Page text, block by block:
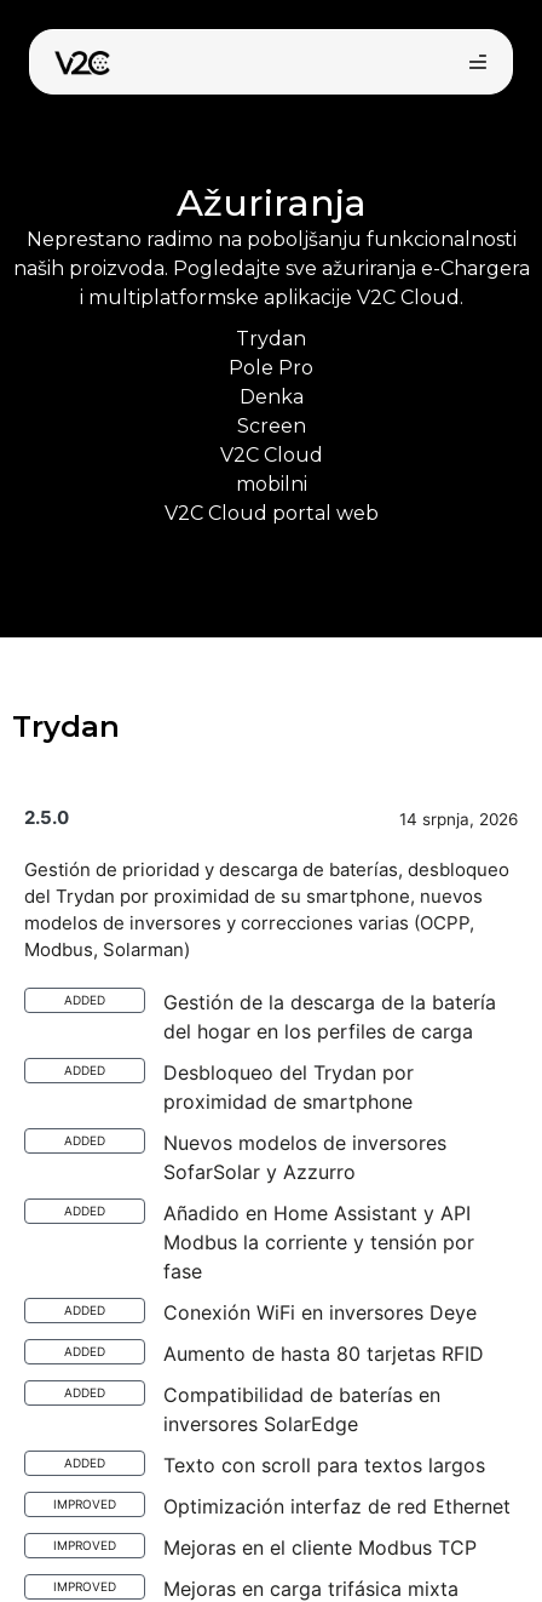
sadržaj
Kupi online
Ažuriranja
Neprestano radimo na poboljšanju funkcionalnosti
naših proizvoda. Pogledajte sve ažuriranja e-Chargera
i multiplatformske aplikacije V2C Cloud.
Trydan
Pole Pro
Denka
Screen
V2C Cloud
mobilni
V2C Cloud portal web
Trydan
2.5.0 14 srpnja, 2026
Gestión de prioridad y descarga de baterías, desbloqueo
del Trydan por proximidad de su smartphone, nuevos
modelos de inversores y correcciones varias (OCPP,
Modbus, Solarman)
ADDED
Gestión de la descarga de la batería
del hogar en los perfiles de carga
ADDED
Desbloqueo del Trydan por
proximidad de smartphone
ADDED
Nuevos modelos de inversores
SofarSolar y Azzurro
ADDED
Añadido en Home Assistant y API
Modbus la corriente y tensión por
fase
ADDED Conexión WiFi en inversores Deye
ADDED Aumento de hasta 80 tarjetas RFID
ADDED
Compatibilidad de baterías en
inversores SolarEdge
ADDED Texto con scroll para textos largos
IMPROVED Optimización interfaz de red Ethernet
IMPROVED Mejoras en el cliente Modbus TCP
IMPROVED Mejoras en carga trifásica mixta